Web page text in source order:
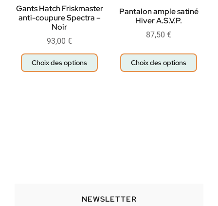
Gants Hatch Friskmaster
anti-coupure Spectra –
Noir
93,00 €
Choix des options
Pantalon ample satiné
Hiver A.S.V.P.
87,50 €
Choix des options
NEWSLETTER